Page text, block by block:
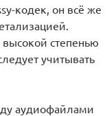
кодек, он всё же
степенью
учитывать
аудиофайлами